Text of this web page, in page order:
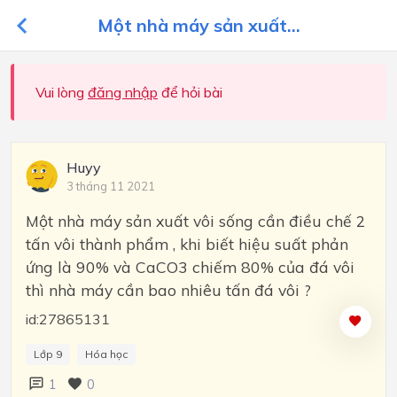
Một nhà máy sản xuất...
Vui lòng đăng nhập để hỏi bài
Huyy
3 tháng 11 2021
Một nhà máy sản xuất vôi sống cần điều chế 2
tấn vôi thành phẩm , khi biết hiệu suất phản
ứng là 90% và CaCO3 chiếm 80% của đá vôi
thì nhà máy cần bao nhiêu tấn đá vôi ?
id:27865131
Lớp 9 Hóa học
1 0